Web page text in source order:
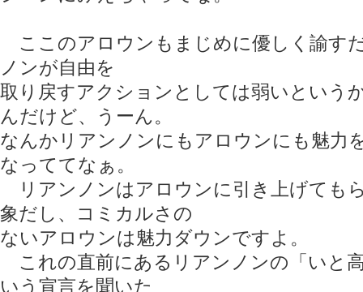
ここのアロウンもまじめに優しく諭す
ノンが自由を
取り戻すアクションとしては弱いとい
んだけど、うーん。
なんかリアンノンにもアロウンにも魅力
なっててなぁ。
リアンノンはアロウンに引き上げても
象だし、コミカルさの
ないアロウンは魅力ダウンですよ。
これの直前にあるリアンノンの「いと
いう宣言を聞いた